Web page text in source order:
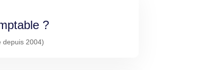
?
depuis 2004)